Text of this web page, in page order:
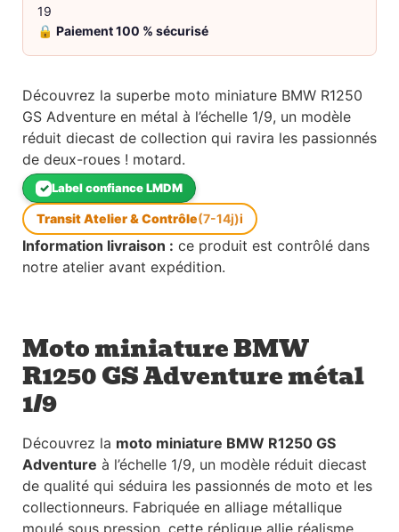
19
🔒 Paiement 100 % sécurisé
Découvrez la superbe moto miniature BMW R1250
GS Adventure en métal à l’échelle 1/9, un modèle
réduit diecast de collection qui ravira les passionnés
de deux-roues ! motard.
✓ Label confiance LMDM
Transit Atelier & Contrôle(7-14j)i
Information livraison : ce produit est contrôlé dans
notre atelier avant expédition.
Moto miniature BMW
R1250 GS Adventure métal
1/9
Découvrez la moto miniature BMW R1250 GS
Adventure à l’échelle 1/9, un modèle réduit diecast
de qualité qui séduira les passionnés de moto et les
collectionneurs. Fabriquée en alliage métallique